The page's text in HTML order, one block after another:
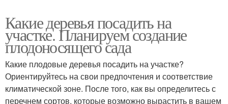
Какие деревья посадить на
участке. Планируем создание
плодоносящего сада
Какие плодовые деревья посадить на участке?
Ориентируйтесь на свои предпочтения и соответствие
климатической зоне. После того, как вы определитесь с
перечнем сортов, которые возможно вырастить в вашем